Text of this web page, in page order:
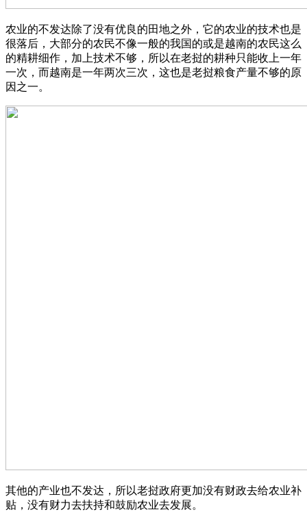
农业的不发达除了没有优良的田地之外，它的农业的技术也是
很落后，大部分的农民不像一般的我国的或是越南的农民这么
的精耕细作，加上技术不够，所以在老挝的耕种只能收上一年
一次，而越南是一年两次三次，这也是老挝粮食产量不够的原
因之一。
其他的产业也不发达，所以老挝政府更加没有财政去给农业补
贴，没有财力去扶持和鼓励农业去发展。